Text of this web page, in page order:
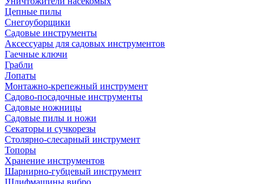
Цепные пилы
Снегоуборщики
Садовые инструменты
Аксессуары для садовых инструментов
Гаечные ключи
Грабли
Лопаты
Монтажно-крепежный инструмент
Садово-посадочные инструменты
Садовые ножницы
Садовые пилы и ножи
Секаторы и сучкорезы
Столярно-слесарный инструмент
Топоры
Хранение инструментов
Шарнирно-губцевый инструмент
Шлифмашины вибро